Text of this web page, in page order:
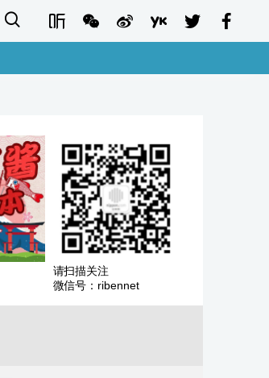
请扫描关注
微信号：ribennet